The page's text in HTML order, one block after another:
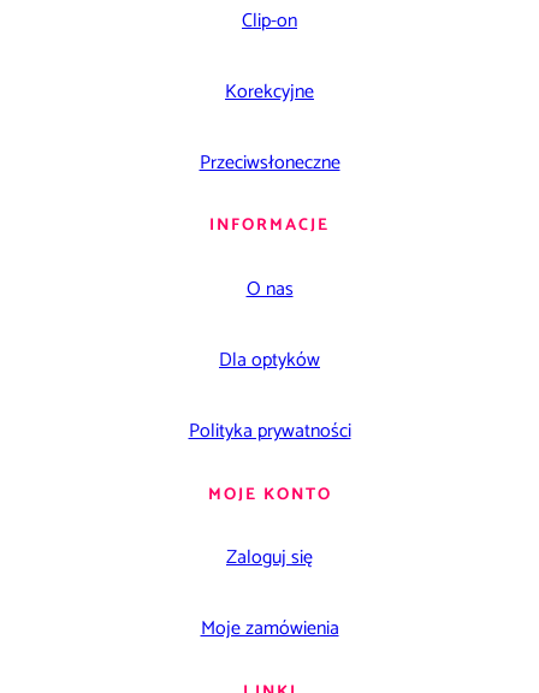
Clip-on
Korekcyjne
Przeciwsłoneczne
INFORMACJE
O nas
Dla optyków
Polityka prywatności
MOJE KONTO
Zaloguj się
Moje zamówienia